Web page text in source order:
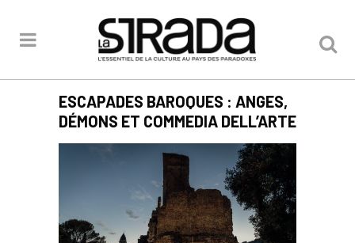
ESCAPADES BAROQUES : ANGES,
DÉMONS ET COMMEDIA DELL’ARTE